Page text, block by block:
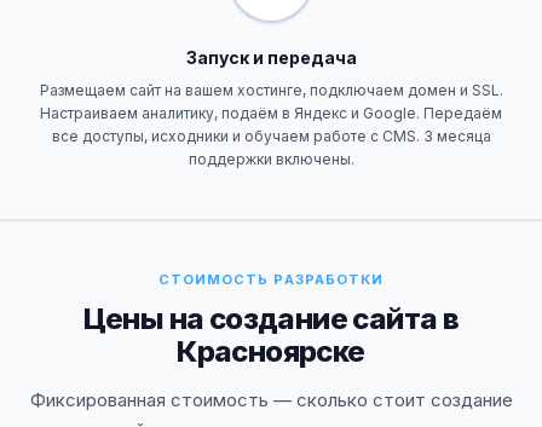
Запуск и передача
Размещаем сайт на вашем хостинге, подключаем домен и SSL.
Настраиваем аналитику, подаём в Яндекс и Google. Передаём
все доступы, исходники и обучаем работе с CMS. 3 месяца
поддержки включены.
СТОИМОСТЬ РАЗРАБОТКИ
Цены на создание сайта в
Красноярске
Фиксированная стоимость — сколько стоит создание